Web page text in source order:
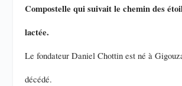
Compostelle qui suivait le chemin des
lactée.
Le fondateur Daniel Chottin est né à
décédé.